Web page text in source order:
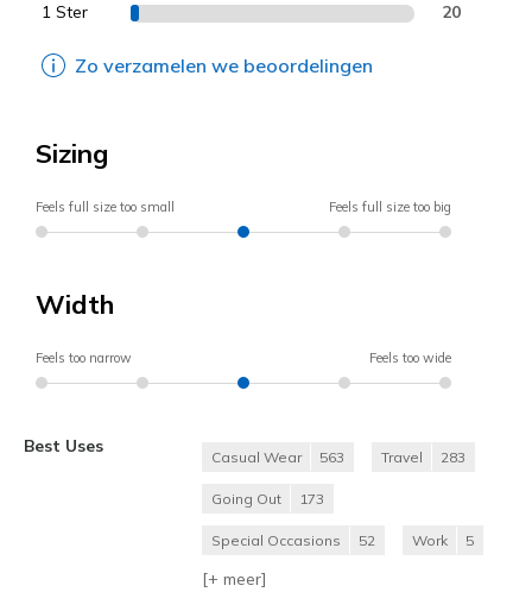
1 Ster 20
Zo verzamelen we beoordelingen
Sizing
Feels full size too small Feels full size too big
Width
Feels too narrow Feels too wide
Best Uses
Casual Wear 563 Travel 283
Going Out 173
Special Occasions 52 Work 5
[+ meer]